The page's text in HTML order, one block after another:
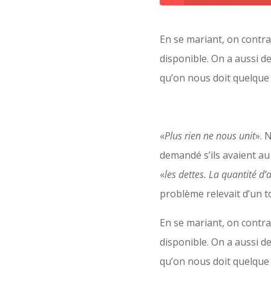
En se mariant, on
disponible. On a aussi
qu’on nous doit quelque
«Plus rien ne nous unit».
demandé s’ils avaient
«les dettes. La quantité
problème relevait d’un
En se mariant, on
disponible. On a aussi
qu’on nous doit quelque